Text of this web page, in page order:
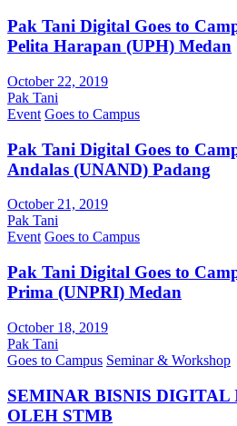
Pak Tani Digital Goes to
Pelita Harapan (UPH) Medan
October 22, 2019
Pak Tani
Event Goes to Campus
Pak Tani Digital Goes to
Andalas (UNAND) Padang
October 21, 2019
Pak Tani
Event Goes to Campus
Pak Tani Digital Goes to
Prima (UNPRI) Medan
October 18, 2019
Pak Tani
Goes to Campus Seminar & Workshop
SEMINAR BISNIS DIGITAL
OLEH STMB